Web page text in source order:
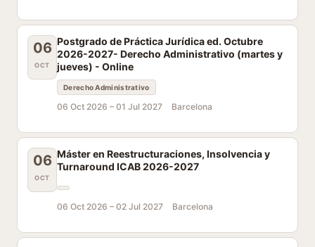
06
OCT
Postgrado de Práctica Jurídica ed. Octubre
2026-2027- Derecho Administrativo (martes y
jueves) - Online
Derecho Administrativo
06 Oct 2026 – 01 Jul 2027 Barcelona
06
OCT
Máster en Reestructuraciones, Insolvencia y
Turnaround ICAB 2026-2027
06 Oct 2026 – 02 Jul 2027 Barcelona